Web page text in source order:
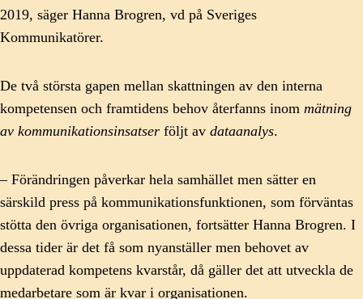
2019, säger Hanna Brogren, vd på Sveriges
Kommunikatörer.
De två största gapen mellan skattningen av den interna
kompetensen och framtidens behov återfanns inom mätning
av kommunikationsinsatser följt av dataanalys.
– Förändringen påverkar hela samhället men sätter en
särskild press på kommunikationsfunktionen, som förväntas
stötta den övriga organisationen, fortsätter Hanna Brogren. I
dessa tider är det få som nyanställer men behovet av
uppdaterad kompetens kvarstår, då gäller det att utveckla de
medarbetare som är kvar i organisationen.